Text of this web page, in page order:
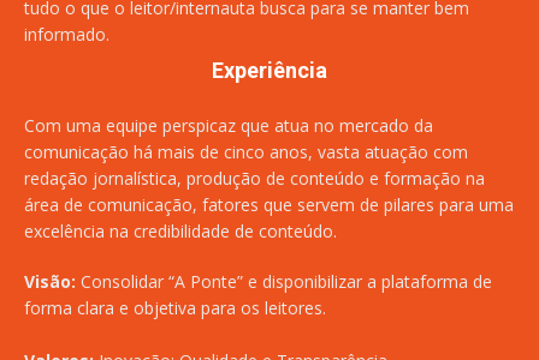
tudo o que o leitor/internauta busca para se manter bem
informado.
Experiência
Com uma equipe perspicaz que atua no mercado da
comunicação há mais de cinco anos, vasta atuação com
redação jornalística, produção de conteúdo e formação na
área de comunicação, fatores que servem de pilares para uma
excelência na credibilidade de conteúdo.
Visão: Consolidar “A Ponte” e disponibilizar a plataforma de
forma clara e objetiva para os leitores.